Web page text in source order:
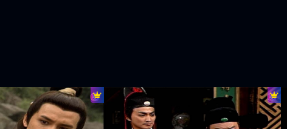
ช่คนร้ายแล้ว เผลอๆอาจเป็นคนที่ช่วยท่านเปาไว้คืนก่อนก็ได้ จั่นเจาเริ่มสืบเรื่องจากกร
เขยจริงหรือปลอม ดังนั้นจึงมาขอให้ท่านเปาช่วยเปิดศาลสอบสองหนุ่มรู้ตัวว่าจะต้อ
ฝ่ายตัวจริงก็อ้างว่ายังไงเขาก็เป็นคนที่สมควรแต่งงานกับนางมากกว่า หลิงเทียนเผิ
ขาเล่าประวัติตัวเองแล้วยุให้หวังต๊ะสวมรอย เป็นตัวเขาไปแต่งงานกับเฉี่ยวอี้ โดยขอ